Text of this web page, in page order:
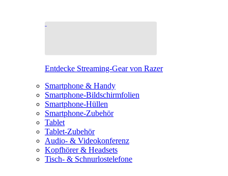
Entdecke Streaming-Gear von Razer
Smartphone & Handy
Smartphone-Bildschirmfolien
Smartphone-Hüllen
Smartphone-Zubehör
Tablet
Tablet-Zubehör
Audio- & Videokonferenz
Kopfhörer & Headsets
Tisch- & Schnurlostelefone